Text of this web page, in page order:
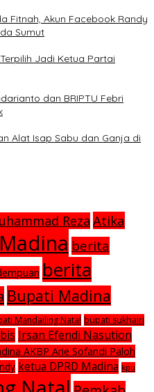
Fitnah, Akun Facebook Randy
Sumut
Jadi Ketua Partai
dan BRIPTU Febri
Alat Isap Sabu dan Ganja di
Reza Atika
berita
berita
Bupati Madina
Mandailing Natal bupati sukhairi
Irsan Efendi Nasution
AKBP Arie Sofandi Paloh
ketua DPRD Madina kpu